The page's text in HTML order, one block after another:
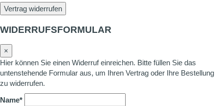
Vertrag widerrufen
WIDERRUFSFORMULAR
×
Hier können Sie einen Widerruf einreichen. Bitte füllen Sie das
untenstehende Formular aus, um Ihren Vertrag oder Ihre Bestellung
zu widerrufen.
Name*